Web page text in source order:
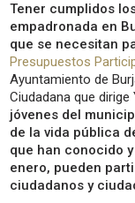
Tener cumplidos
empadronada en
que se necesitan
Presupuestos
Ayuntamiento de
Ciudadana que
jóvenes del
de la vida pública
que han conocido
enero, pueden
ciudadanos y